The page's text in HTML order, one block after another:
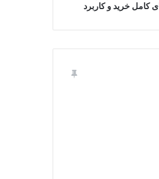
کامل خرید و کاربرد